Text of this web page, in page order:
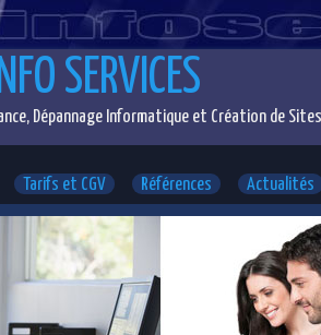
SERVICES
Dépannage Informatique et Création de
Tarifs et CGV Références Actualités